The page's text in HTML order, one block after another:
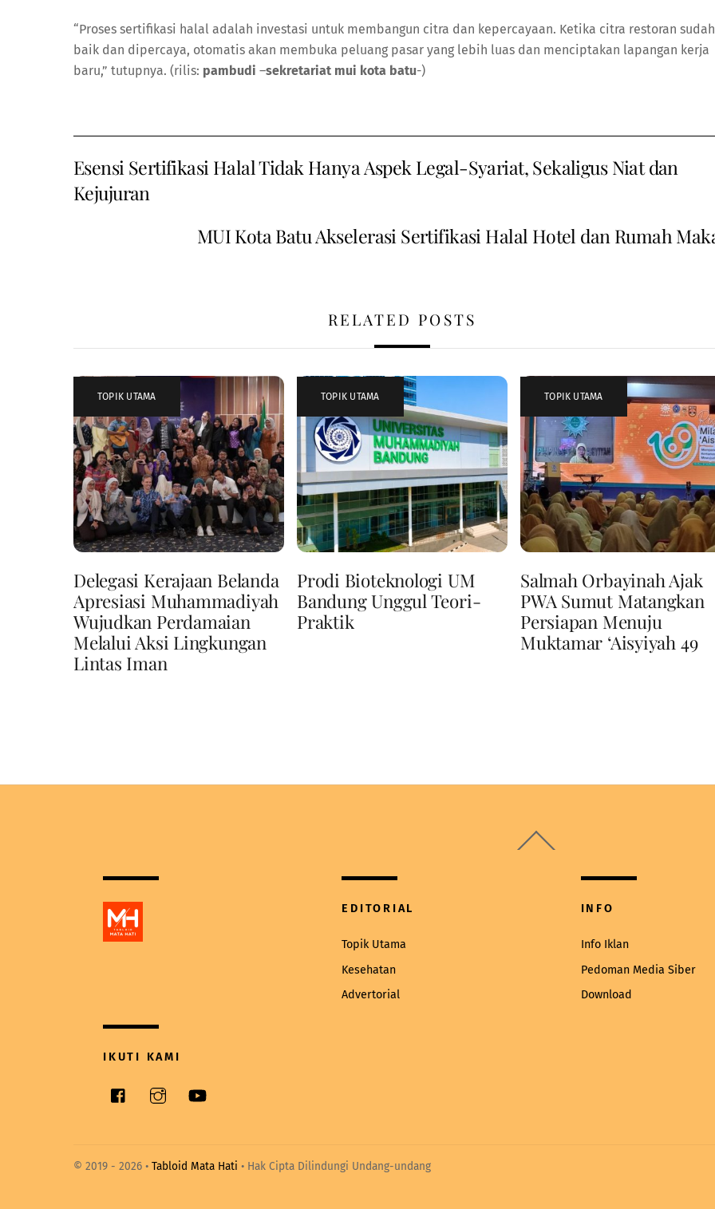
“Proses sertifikasi halal adalah investasi untuk membangun citra dan kepercayaan. Ketika citra restoran sudah
baik dan dipercaya, otomatis akan membuka peluang pasar yang lebih luas dan menciptakan lapangan kerja
baru,” tutupnya. (rilis: pambudi –sekretariat mui kota batu-)
Esensi Sertifikasi Halal Tidak Hanya Aspek Legal-Syariat, Sekaligus Niat dan
Kejujuran
MUI Kota Batu Akselerasi Sertifikasi Halal Hotel dan Rumah
RELATED POSTS
TOPIK UTAMA
Delegasi Kerajaan Belanda
Apresiasi Muhammadiyah
Wujudkan Perdamaian
Melalui Aksi Lingkungan
Lintas Iman
TOPIK UTAMA
Prodi Bioteknologi UM
Bandung Unggul Teori-
Praktik
TOPIK UTAMA
Salmah Orbayinah Ajak
PWA Sumut Matangkan
Persiapan Menuju
Muktamar ‘Aisyiyah 49
To
EDITORIAL
Topik Utama
Kesehatan
Advertorial
INFO
Info Iklan
Pedoman Media Siber
Download
IKUTI KAMI
Facebook
© 2019 - 2026 • Tabloid Mata Hati • Hak Cipta Dilindungi Undang-undang